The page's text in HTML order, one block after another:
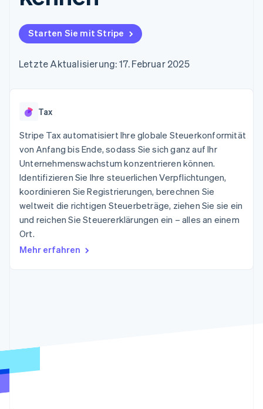
125
Terminal
Zahlungen vor Ort
Boost
Autorisierungsraten
Beschleunigter
Financial
Connections
Verbundene
Finanzdaten
Mehr
Product roadmap
Ausblick
Radar
Geldmanagement
SaaS
Bewirtung, Reisen und
Freizeit
Versicherungen
Medien und
Unterhaltung
Gemeinnützige
Organisationen
Fachdienstleistungen
Öffentlicher Sektor
Ecosystem
Marktplatz auf
Abonnementverwaltung
nutzungsbasierte
Abrechnung um
Karten ausgeben: So
Diensten mit Agenten
Ressourcen
App-Integrationen
Code-Beispiele
Entwickler-Blog
Stripe Sessions
Karriere
Stripe Press
kontaktieren
Partner werden
Starten Sie mit Stripe
Letzte Aktualisierung: 17. Februar 2025
Tax
Stripe Tax automatisiert Ihre globale Steuerkonformität
von Anfang bis Ende, sodass Sie sich ganz auf Ihr
Unternehmenswachstum konzentrieren können.
Identifizieren Sie Ihre steuerlichen Verpflichtungen,
koordinieren Sie Registrierungen, berechnen Sie
weltweit die richtigen Steuerbeträge, ziehen Sie sie ein
und reichen Sie Steuererklärungen ein – alles an einem
Ort.
Mehr erfahren